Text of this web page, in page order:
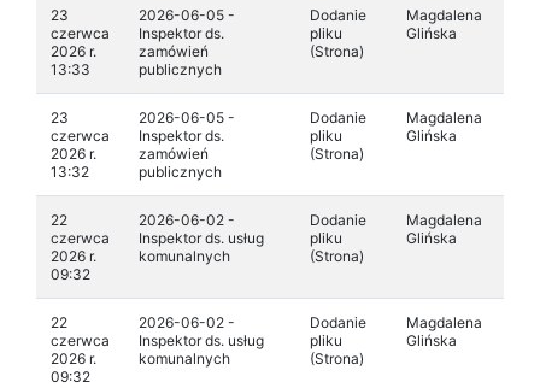
23
czerwca
2026 r.
13:33
2026-06-05 -
Inspektor ds.
zamówień
publicznych
Dodanie
pliku
(Strona)
Magdalena
Glińska
23
czerwca
2026 r.
13:32
2026-06-05 -
Inspektor ds.
zamówień
publicznych
Dodanie
pliku
(Strona)
Magdalena
Glińska
22
czerwca
2026 r.
09:32
2026-06-02 -
Inspektor ds. usług
komunalnych
Dodanie
pliku
(Strona)
Magdalena
Glińska
22
czerwca
2026 r.
09:32
2026-06-02 -
Inspektor ds. usług
komunalnych
Dodanie
pliku
(Strona)
Magdalena
Glińska